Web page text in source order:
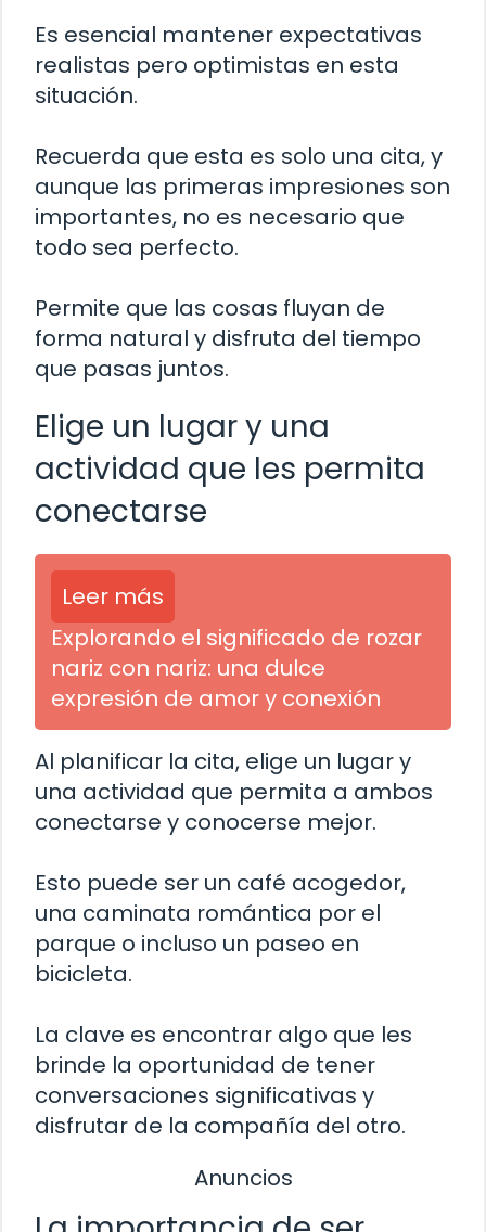
Es esencial mantener expectativas
realistas pero optimistas en esta
situación.
Recuerda que esta es solo una cita, y
aunque las primeras impresiones son
importantes, no es necesario que
todo sea perfecto.
Permite que las cosas fluyan de
forma natural y disfruta del tiempo
que pasas juntos.
Elige un lugar y una
actividad que les permita
conectarse
Leer más
Explorando el significado de rozar
nariz con nariz: una dulce
expresión de amor y conexión
Al planificar la cita, elige un lugar y
una actividad que permita a ambos
conectarse y conocerse mejor.
Esto puede ser un café acogedor,
una caminata romántica por el
parque o incluso un paseo en
bicicleta.
La clave es encontrar algo que les
brinde la oportunidad de tener
conversaciones significativas y
disfrutar de la compañía del otro.
Anuncios